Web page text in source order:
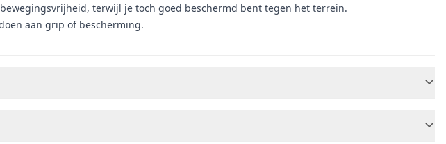
terwijl je toch goed beschermd bent tegen het terrein.
aan grip of bescherming.